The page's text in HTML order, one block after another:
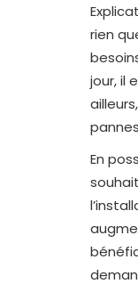
rien
jour, il
En